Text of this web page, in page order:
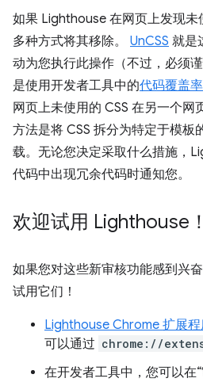
如果 Lighthouse 在网页上发现未
多种方式将其移除。 UnCSS 就是
动为您执行此操作（不过，必须
是使用开发者工具中的代码覆盖
网页上未使用的 CSS 在另一个网
方法是将 CSS 拆分为特定于模板
载。无论您决定采取什么措施，
代码中出现冗余代码时通知您。
欢迎试用 Lighthouse！
如果您对这些新审核功能感到兴
试用它们！
Lighthouse Chrome 扩展
可以通过 chrome://
在开发者工具中，您可以在